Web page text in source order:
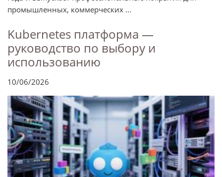
промышленных, коммерческих ...
Kubernetes платформа —
руководство по выбору и
использованию
10/06/2026